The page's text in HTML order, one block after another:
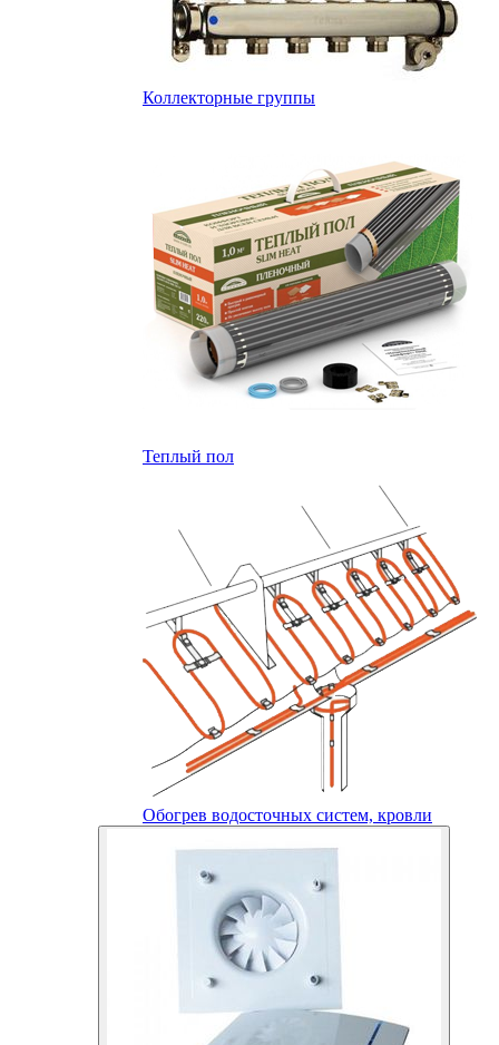
Коллекторные группы
Теплый пол
Обогрев водосточных систем, кровли